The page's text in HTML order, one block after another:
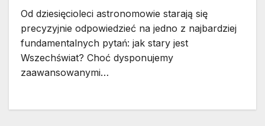
Od dziesięcioleci astronomowie starają się
precyzyjnie odpowiedzieć na jedno z najbardziej
fundamentalnych pytań: jak stary jest
Wszechświat? Choć dysponujemy
zaawansowanymi…